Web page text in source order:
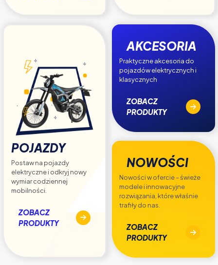
POJAZDY
Postaw na pojazdy
elektryczne i odkryj nowy
wymiar codziennej
mobilności.
ZOBACZ
PRODUKTY
AKCESORIA
Praktyczne akcesoria do
pojazdów elektrycznych i
klasycznych
ZOBACZ
PRODUKTY
NOWOŚCI
Nowości w ofercie – świeże
modele i innowacyjne
rozwiązania, które właśnie
trafiły do nas.
ZOBACZ
PRODUKTY